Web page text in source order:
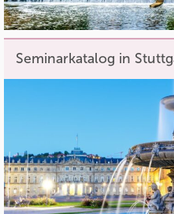
Seminarkatalog in